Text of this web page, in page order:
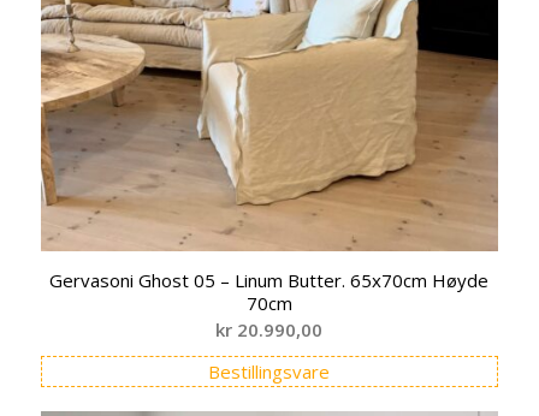
Gervasoni Ghost 05 – Linum Butter. 65x70cm Høyde
70cm
kr 20.990,00
Bestillingsvare